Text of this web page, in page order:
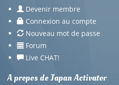
Devenir membre
Connexion au compte
Nouveau mot de passe
Forum
Live CHAT!
A propos de Japan Activator